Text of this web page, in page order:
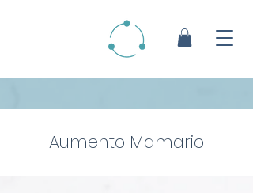
Aumento Mamario